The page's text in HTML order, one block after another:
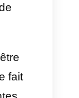
les
et à